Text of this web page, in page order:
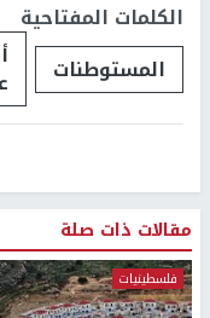
الكلمات المفتاحية
المستوطنات
مقالات ذات صلة
فلسطينيات